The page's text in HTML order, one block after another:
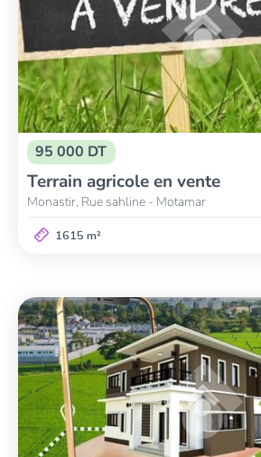
95 000 DT
Terrain agricole en vente
Monastir, Rue sahline - Motamar
1615 m²